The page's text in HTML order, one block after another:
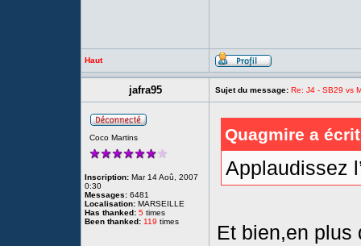
Haut
jafra95 Sujet du message: Re: J4 - SB29 vs
Coco Martins
Inscription: Mar 14 Aoû, 2007
0:30
Messages: 6481
Localisation: MARSEILLE
Has thanked: 5 times
Been thanked: 119 times
Quagmire a
Applaudissez
Et bien,en plus